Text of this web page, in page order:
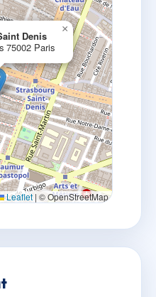
Denis
75002 Paris
×
Leaflet | © OpenStreetMap